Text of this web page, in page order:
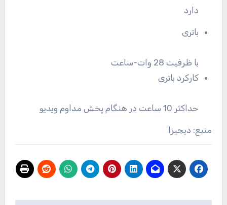
دارد
باتری
با ظرفیت 28 وات-ساعت
کارکرد باتری
حداکثر 10 ساعت در هنگام پخش مداوم ویدیو
منبع: دیجیزا